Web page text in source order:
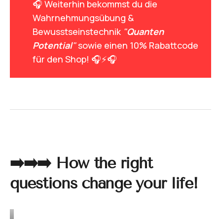
🎧 Weiterhin bekommst du die
Wahrnehmungsübung &
Bewusstseinstechnik "Quanten
Potential"sowie einen 10% Rabattcode
für den Shop! 🎧⚡🎧
➡️➡️➡️How the right
questions change your life!